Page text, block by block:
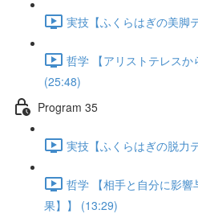
実技【ふくらはぎの美脚
哲学 【アリストテレスか
(25:48)
Program 35
実技【ふくらはぎの脱力
哲学 【相手と自分に影
果】】 (13:29)